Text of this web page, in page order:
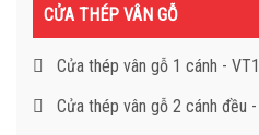
CỬA THÉP VÂN GỖ
Cửa thép vân gỗ 1 cánh - VT1
Cửa thép vân gỗ 2 cánh đều